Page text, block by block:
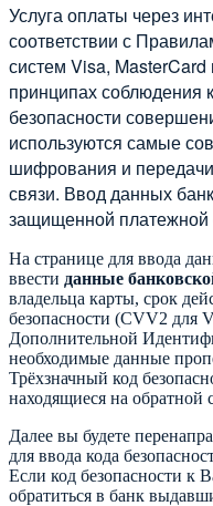
Услуга оплаты через
соответствии с
систем Visa,
принципах соблюдения
безопасности
используются самые
шифрования и
связи. Ввод данных
защищенной
На странице для ввода
ввести данные
владельца карты, срок
безопасности (CVV2 для
Дополнительной
необходимые данные
Трёхзначный код
находящиеся на обратной
Далее вы будете
для ввода кода
Если код безопасности к
обратиться в банк